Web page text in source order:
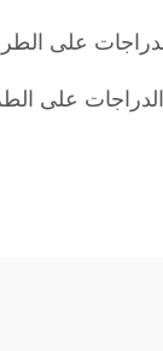
على
على